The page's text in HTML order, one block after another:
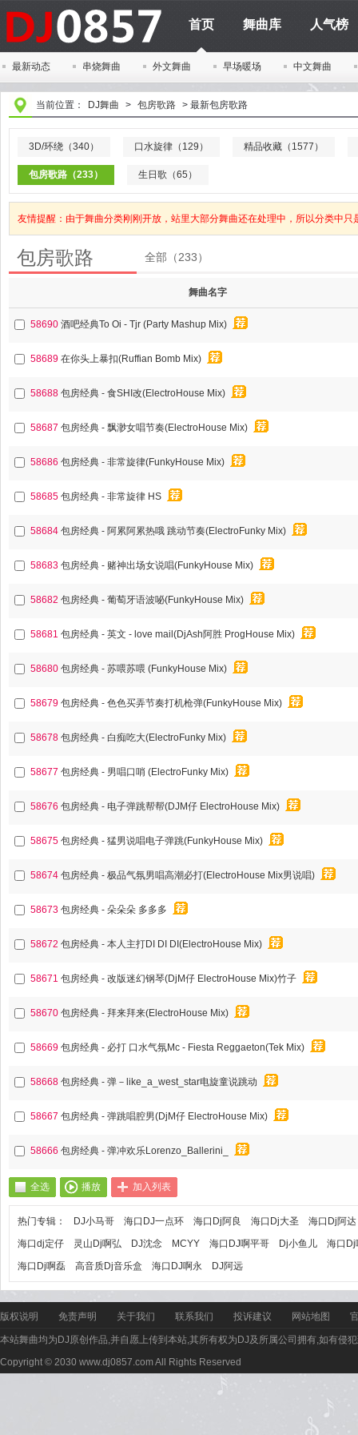
首页 舞曲库 人气榜
最新动态 串烧舞曲 外文舞曲 早场暖场 中文舞曲
当前位置： DJ舞曲 > 包房歌路 > 最新包房歌路
3D/环绕（340） 口水旋律（129） 精品收藏（1577）
包房歌路（233） 生日歌（65）
友情提醒：由于舞曲分类刚刚开放，站里大部分舞曲还在处理中，所以分类中只
包房歌路 全部（233）
舞曲名字
58690 酒吧经典To Oi - Tjr (Party Mashup Mix)
58689 在你头上暴扣(Ruffian Bomb Mix)
58688 包房经典 - 食SHI改(ElectroHouse Mix)
58687 包房经典 - 飘渺女唱节奏(ElectroHouse Mix)
58686 包房经典 - 非常旋律(FunkyHouse Mix)
58685 包房经典 - 非常旋律 HS
58684 包房经典 - 阿累阿累热哦 跳动节奏(ElectroFunky Mix)
58683 包房经典 - 赌神出场女说唱(FunkyHouse Mix)
58682 包房经典 - 葡萄牙语波咇(FunkyHouse Mix)
58681 包房经典 - 英文 - love mail(DjAsh阿胜 ProgHouse Mix)
58680 包房经典 - 苏喂苏喂 (FunkyHouse Mix)
58679 包房经典 - 色色买弄节奏打机枪弹(FunkyHouse Mix)
58678 包房经典 - 白痴吃大(ElectroFunky Mix)
58677 包房经典 - 男唱口哨 (ElectroFunky Mix)
58676 包房经典 - 电子弹跳帮帮(DJM仔 ElectroHouse Mix)
58675 包房经典 - 猛男说唱电子弹跳(FunkyHouse Mix)
58674 包房经典 - 极品气氛男唱高潮必打(ElectroHouse Mix男说唱)
58673 包房经典 - 朵朵朵 多多多
58672 包房经典 - 本人主打DI DI DI(ElectroHouse Mix)
58671 包房经典 - 改版迷幻钢琴(DjM仔 ElectroHouse Mix)竹子
58670 包房经典 - 拜来拜来(ElectroHouse Mix)
58669 包房经典 - 必打 口水气氛Mc - Fiesta Reggaeton(Tek Mix)
58668 包房经典 - 弹－like_a_west_star电旋童说跳动
58667 包房经典 - 弹跳唱腔男(DjM仔 ElectroHouse Mix)
58666 包房经典 - 弹冲欢乐Lorenzo_Ballerini_
全选 播放 加入列表
热门专辑： DJ小马哥 海口DJ一点环 海口Dj阿良 海口Dj大圣
海口Dj阿达
海口dj定仔
灵山Dj啊弘 DJ沈念 MCYY 海口DJ啊平哥 Dj小鱼儿
海口Dj
海口Dj啊磊
高音质Dj音乐盒 海口DJ啊永 DJ阿远
版权说明 免责声明 关于我们 联系我们 投诉建议 网站地图
本站舞曲均为DJ原创作品,并自愿上传到本站,其所有权为DJ及所属公司拥有,如有侵
Copyright © 2030 www.dj0857.com All Rights Reserved